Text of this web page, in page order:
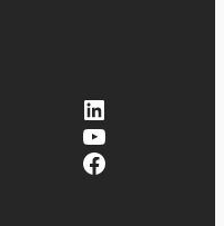
LinkedIn
YouTube
Facebook